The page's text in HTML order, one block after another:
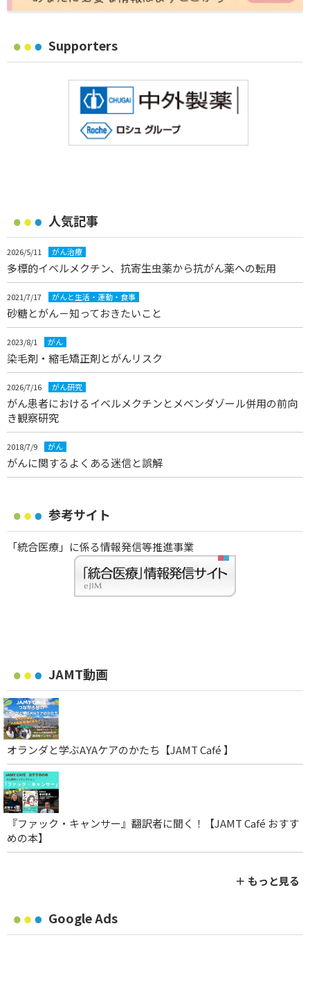
Supporters
人気記事
2026/5/11 がん治療
多標的イベルメクチン、抗寄生虫薬から抗がん薬への転用
2021/7/17 がんと生活・運動・食事
砂糖とがん－知っておきたいこと
2023/8/1 がん
染毛剤・縮毛矯正剤とがんリスク
2026/7/16 がん研究
がん患者におけるイベルメクチンとメベンダゾール併用の前向
き観察研究
2018/7/9 がん
がんに関するよくある迷信と誤解
参考サイト
「統合医療」に係る情報発信等推進事業
JAMT動画
オランダと学ぶAYAケアのかたち【JAMT Café 】
『ファック・キャンサー』翻訳者に聞く！【JAMT Café おすす
めの本】
＋ もっと見る
Google Ads